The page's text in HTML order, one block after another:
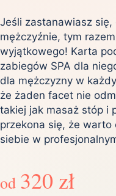
Jeśli zastanawiasz
mężczyźnie, tym
wyjątkowego! Karta
zabiegów SPA dla
dla mężczyzny w
że żaden facet nie
takiej jak masaż stóp i
przekona się, że
siebie w
od 320 zł